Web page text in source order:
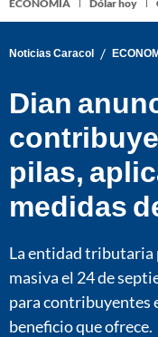
ECONOMÍA Dólar hoy
Noticias Caracol /
Dian
pilas,
medidas
La entidad tributaria
masiva el 24 de
para contribuyentes
beneficio que ofrece.